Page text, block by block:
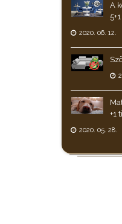
A
2020. 06. 12.
+1
2020. 05. 28.